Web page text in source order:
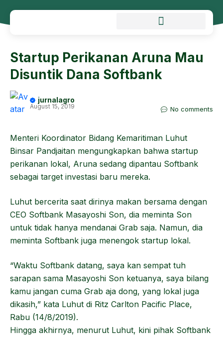
Startup Perikanan Aruna Mau
Disuntik Dana Softbank
jurnalagro
August 15, 2019 No comments
Menteri Koordinator Bidang Kemaritiman Luhut
Binsar Pandjaitan mengungkapkan bahwa startup
perikanan lokal, Aruna sedang dipantau Softbank
sebagai target investasi baru mereka.
Luhut bercerita saat dirinya makan bersama dengan
CEO Softbank Masayoshi Son, dia meminta Son
untuk tidak hanya mendanai Grab saja. Namun, dia
meminta Softbank juga menengok startup lokal.
“Waktu Softbank datang, saya kan sempat tuh
sarapan sama Masayoshi Son ketuanya, saya bilang
kamu jangan cuma Grab aja dong, yang lokal juga
dikasih,” kata Luhut di Ritz Carlton Pacific Place,
Rabu (14/8/2019).
Hingga akhirnya, menurut Luhut, kini pihak Softbank